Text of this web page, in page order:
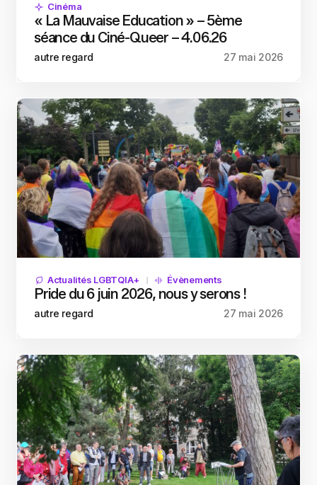
Cinéma
« La Mauvaise Education » – 5ème
séance du Ciné-Queer – 4.06.26
autre regard 27 mai 2026
Actualités LGBTQIA+ Évènements
Pride du 6 juin 2026, nous y serons !
autre regard 27 mai 2026